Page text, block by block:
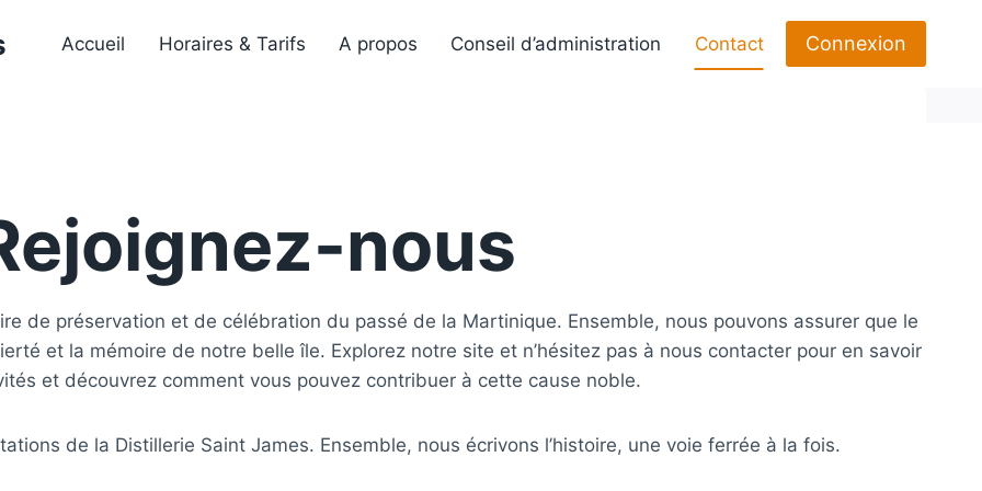
Accueil Horaires & Tarifs A propos Conseil d’administration Contact Connexion
nous
de préservation et de célébration du passé de la Martinique. Ensemble, nous pouvons assurer que le
et la mémoire de notre belle île. Explorez notre site et n’hésitez pas à nous contacter pour en savoir
et découvrez comment vous pouvez contribuer à cette cause noble.
de la Distillerie Saint James. Ensemble, nous écrivons l’histoire, une voie ferrée à la fois.